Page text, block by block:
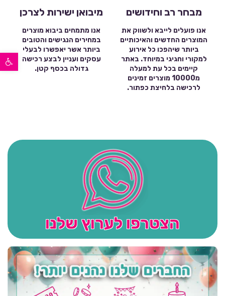
פתח סרגל נגישות
מבחר רב וחידושים
אנו פועלים לייבא ולשווק את
המוצרים החדשים והאיכותיים
ביותר שיהפכו כל אירוע
למקורי וחגיגי במיוחד. באתר
קיימים בכל עת למעלה
מ10000 מוצרים זמינים
לרכישה בלחיצת כפתור.
מיבואן ישירות לצרכן
אנו מתמחים ביבוא מוצרים
במחירים הנגישים והטובים
ביותר אשר יאפשרו לבעלי
עסקים ועניין לבצע רכישה
גדולה בכסף קטן.
הצטרפו לערוץ שלנו